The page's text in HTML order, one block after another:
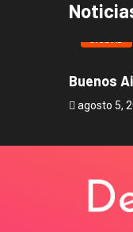
CIUDAD
Buenos
agosto 5,